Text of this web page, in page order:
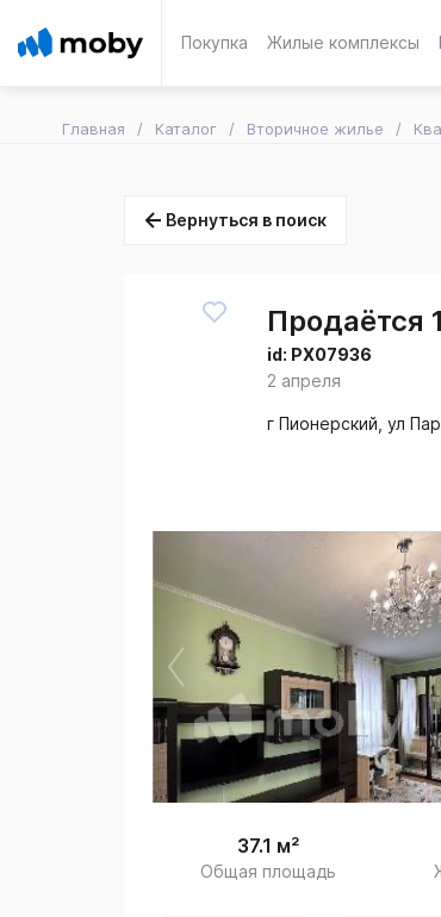
Покупка Жилые комплексы
Главная Каталог Вторичное жилье
Вернуться в поиск
Продаётся
id: PX07936
2 апреля
г Пионерский, ул
37.1 м²
Общая площадь